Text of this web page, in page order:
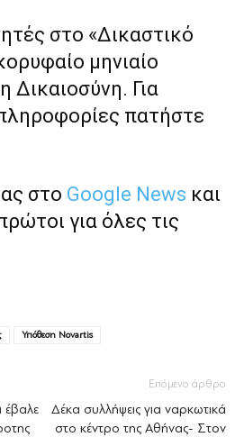
στο «Δικαστικό
μηνιαίο
Δικαιοσύνη. Για
πατήστε
στο Google News και
για όλες τις
Υπόθεση Novartis
Επόμενο άρθρο
Δέκα συλλήψεις για ναρκωτικά
στο κέντρο της Αθήνας- Στον